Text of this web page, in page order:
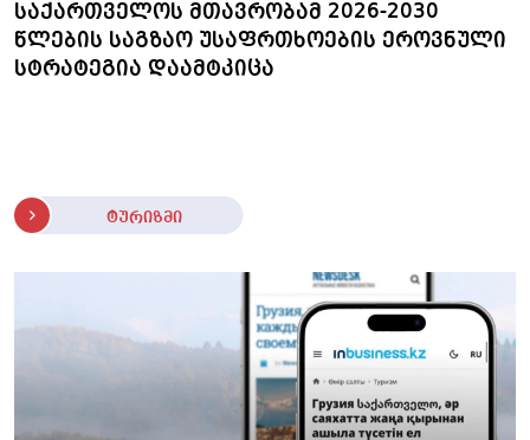
საქართველოს მთავრობამ 2026-2030
წლების საგზაო უსაფრთხოების ეროვნული
სტრატეგია დაამტკიცა
ტურიზმი